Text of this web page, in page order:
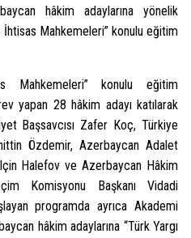
hâkim adaylarına yönelik
Mahkemeleri” konulu eğitim
Mahkemeleri” konulu eğitim
yapan 28 hâkim adayı katılarak
Başsavcısı Zafer Koç, Türkiye
Özdemir, Azerbaycan Adalet
Halefov ve Azerbaycan Hâkim
Komisyonu Başkanı Vidadi
programda ayrıca Akademi
hâkim adaylarına “Türk Yargı